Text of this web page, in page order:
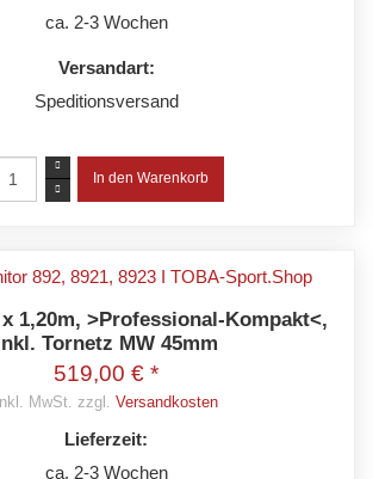
ca. 2-3 Wochen
Versandart:
Speditionsversand
1,20m, >Professional-Kompakt<,
Tornetz MW 45mm
519,00 € *
MwSt. zzgl. Versandkosten
Lieferzeit:
ca. 2-3 Wochen